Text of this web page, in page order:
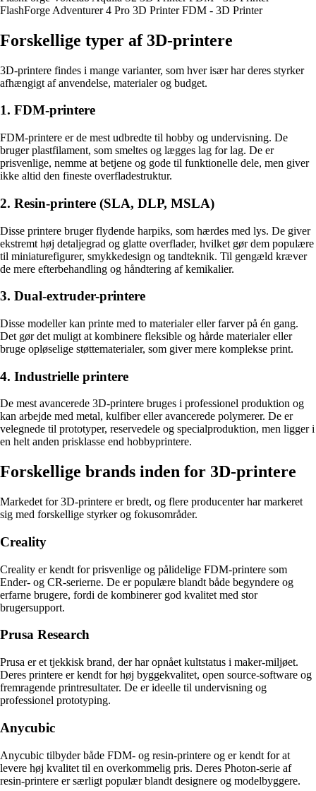
FlashForge Adventurer 4 Pro 3D Printer FDM - 3D Printer
Forskellige typer af 3D-printere
3D-printere findes i mange varianter, som hver især har deres styrker
afhængigt af anvendelse, materialer og budget.
1. FDM-printere
FDM-printere er de mest udbredte til hobby og undervisning. De
bruger plastfilament, som smeltes og lægges lag for lag. De er
prisvenlige, nemme at betjene og gode til funktionelle dele, men giver
ikke altid den fineste overfladestruktur.
2. Resin-printere (SLA, DLP, MSLA)
Disse printere bruger flydende harpiks, som hærdes med lys. De giver
ekstremt høj detaljegrad og glatte overflader, hvilket gør dem populære
til miniaturefigurer, smykkedesign og tandteknik. Til gengæld kræver
de mere efterbehandling og håndtering af kemikalier.
3. Dual-extruder-printere
Disse modeller kan printe med to materialer eller farver på én gang.
Det gør det muligt at kombinere fleksible og hårde materialer eller
bruge opløselige støttematerialer, som giver mere komplekse print.
4. Industrielle printere
De mest avancerede 3D-printere bruges i professionel produktion og
kan arbejde med metal, kulfiber eller avancerede polymerer. De er
velegnede til prototyper, reservedele og specialproduktion, men ligger i
en helt anden prisklasse end hobbyprintere.
Forskellige brands inden for 3D-printere
Markedet for 3D-printere er bredt, og flere producenter har markeret
sig med forskellige styrker og fokusområder.
Creality
Creality er kendt for prisvenlige og pålidelige FDM-printere som
Ender- og CR-serierne. De er populære blandt både begyndere og
erfarne brugere, fordi de kombinerer god kvalitet med stor
brugersupport.
Prusa Research
Prusa er et tjekkisk brand, der har opnået kultstatus i maker-miljøet.
Deres printere er kendt for høj byggekvalitet, open source-software og
fremragende printresultater. De er ideelle til undervisning og
professionel prototyping.
Anycubic
Anycubic tilbyder både FDM- og resin-printere og er kendt for at
levere høj kvalitet til en overkommelig pris. Deres Photon-serie af
resin-printere er særligt populær blandt designere og modelbyggere.